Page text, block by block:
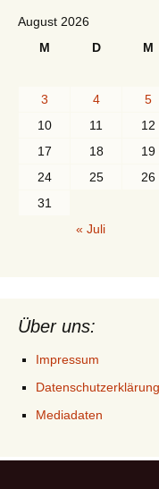
August 2026
M
D M
3
4 5
10
11 12
17
18 19
24
25 26
31
« Juli
Über uns:
Impressum
Datenschutzerklärung
Mediadaten